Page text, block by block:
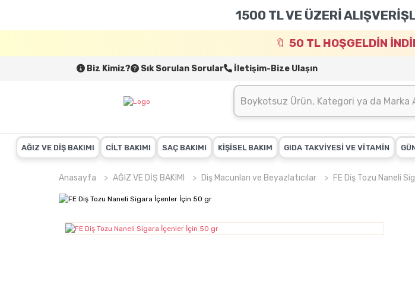
1500 TL VE ÜZERİ
50 TL HOŞGELDİN
Biz Kimiz? Sık Sorulan Sorular İletişim-Bize Ulaşın
AĞIZ VE DİŞ BAKIMI CİLT BAKIMI SAÇ BAKIMI KİŞİSEL BAKIM GIDA TAKVİYESİ VE VİTAMİN
Anasayfa AĞIZ VE DİŞ BAKIMI Diş Macunları ve Beyazlatıcılar FE Diş Tozu Naneli